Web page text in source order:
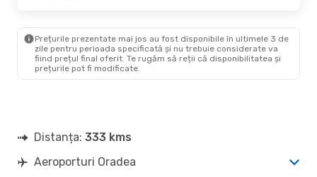
SCV
- OMR
Prețurile prezentate mai jos au fost disponibile în ultimele 3 de
zile pentru perioada specificată și nu trebuie considerate va
fiind prețul final oferit. Te rugăm să reții că disponibilitatea și
prețurile pot fi modificate.
Distanța: 333 kms
Aeroporturi Oradea